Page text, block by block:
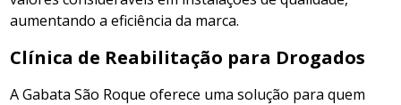
aumentando a eficiência da marca.
Clínica de Reabilitação para Drogados
A Gabata São Roque oferece uma solução para quem